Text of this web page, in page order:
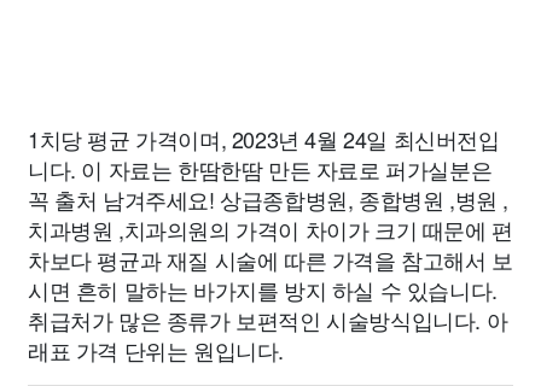
1치당 평균 가격이며, 2023년 4월 24일 최신버전입
니다. 이 자료는 한땀한땀 만든 자료로 퍼가실분은
꼭 출처 남겨주세요! 상급종합병원, 종합병원 ,병원 ,
치과병원 ,치과의원의 가격이 차이가 크기 때문에 편
차보다 평균과 재질 시술에 따른 가격을 참고해서 보
시면 흔히 말하는 바가지를 방지 하실 수 있습니다.
취급처가 많은 종류가 보편적인 시술방식입니다. 아
래표 가격 단위는 원입니다.